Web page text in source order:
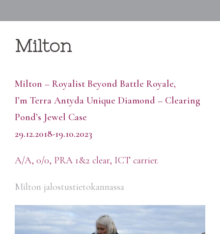
Milton
Milton – Royalist Beyond Battle Royale,
I’m Terra Antyda Unique Diamond – Clearing
Pond’s Jewel Case
29.12.2018-19.10.2023
A/A, 0/0, PRA 1&2 clear, ICT carrier.
Milton jalostustietokannassa